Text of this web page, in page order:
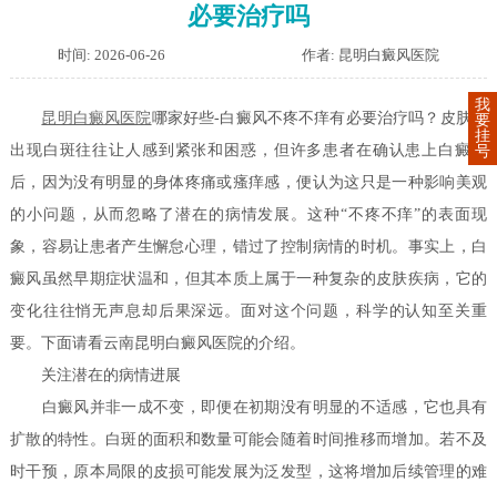
必要治疗吗
时间: 2026-06-26 作者: 昆明白癜风医院
昆明白癜风医院哪家好些-白癜风不疼不痒有必要治疗吗？皮肤上
出现白斑往往让人感到紧张和困惑，但许多患者在确认患上白癜风
后，因为没有明显的身体疼痛或瘙痒感，便认为这只是一种影响美观
的小问题，从而忽略了潜在的病情发展。这种“不疼不痒”的表面现
象，容易让患者产生懈怠心理，错过了控制病情的时机。事实上，白
癜风虽然早期症状温和，但其本质上属于一种复杂的皮肤疾病，它的
变化往往悄无声息却后果深远。面对这个问题，科学的认知至关重
要。下面请看云南昆明白癜风医院的介绍。
关注潜在的病情进展
白癜风并非一成不变，即便在初期没有明显的不适感，它也具有
扩散的特性。白斑的面积和数量可能会随着时间推移而增加。若不及
时干预，原本局限的皮损可能发展为泛发型，这将增加后续管理的难
我
要
挂
号